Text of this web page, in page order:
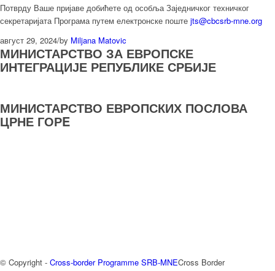
Потврду Ваше пријаве добићете од особља Заједничког техничког
секретаријата Програма путем електронске поште jts@cbcsrb-mne.org
август 29, 2024/by Miljana Matovic
МИНИСТАРСТВО ЗА ЕВРОПСКЕ
ИНТЕГРАЦИЈЕ РЕПУБЛИКЕ СРБИЈЕ
МИНИСТАРСТВО ЕВРОПСКИХ ПОСЛОВА
ЦРНЕ ГОРE
© Copyright - Cross-border Programme SRB-MNECross Border